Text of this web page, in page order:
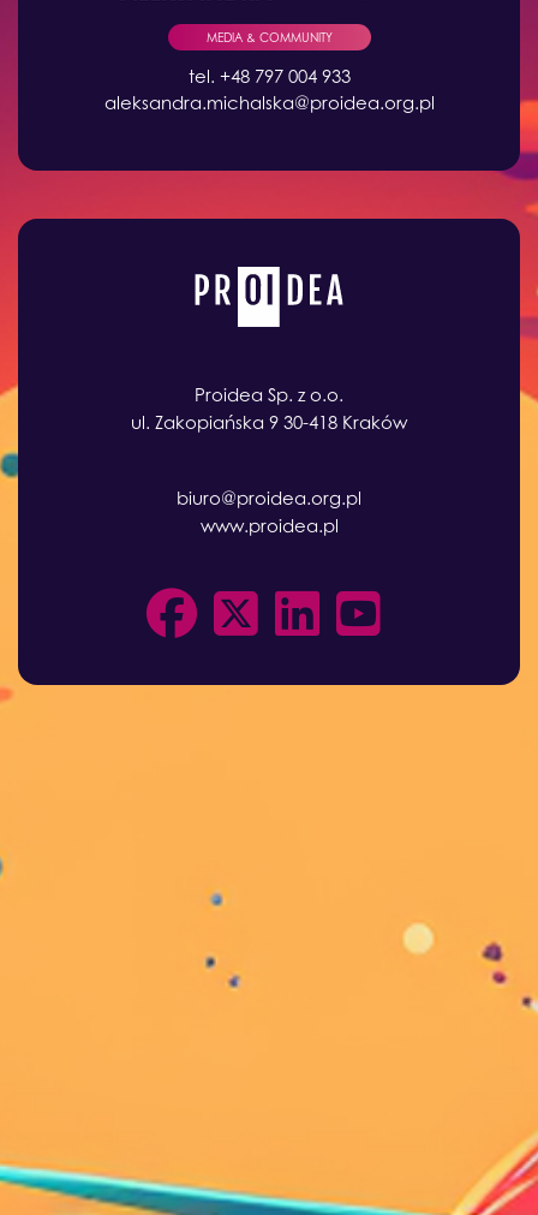
MEDIA & COMMUNITY
tel. +48 797 004 933
aleksandra.michalska@proidea.org.pl
Proidea Sp. z o.o.
ul. Zakopiańska 9 30-418 Kraków
biuro@proidea.org.pl
www.proidea.pl